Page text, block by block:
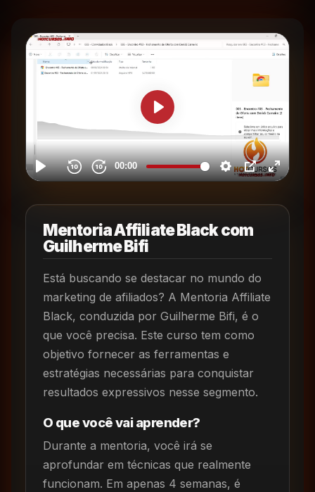
Mentoria Affiliate Black com
Guilherme Bifi
Está buscando se destacar no mundo do
marketing de afiliados? A Mentoria Affiliate
Black, conduzida por Guilherme Bifi, é o
que você precisa. Este curso tem como
objetivo fornecer as ferramentas e
estratégias necessárias para conquistar
resultados expressivos nesse segmento.
O que você vai aprender?
Durante a mentoria, você irá se
aprofundar em técnicas que realmente
funcionam. Em apenas 4 semanas, é